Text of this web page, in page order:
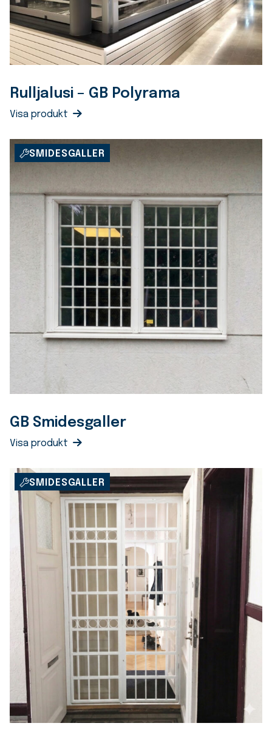
Rulljalusi – GB Polyrama
Visa produkt
SMIDESGALLER
GB Smidesgaller
Visa produkt
SMIDESGALLER